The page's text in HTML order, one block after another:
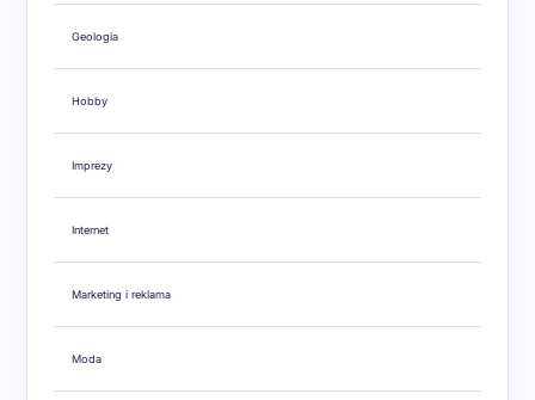
Geologia
Hobby
Imprezy
Internet
Marketing i reklama
Moda